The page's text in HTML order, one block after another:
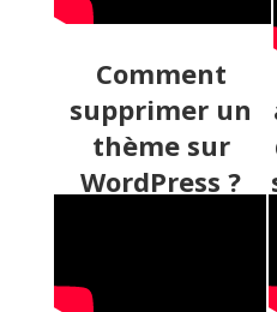
Comment
supprimer un
thème sur
WordPress ?